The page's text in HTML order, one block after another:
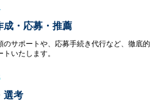
成・応募・推薦
のサポートや、応募手続き代行など、徹底的
トいたします。
選考